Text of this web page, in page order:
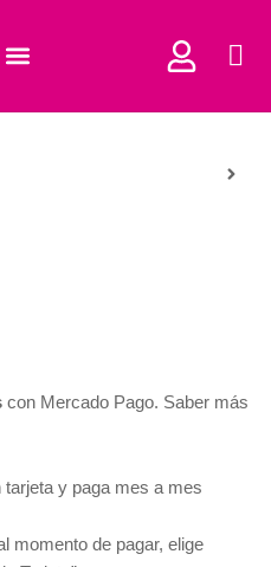
con Mercado Pago. Saber más
y paga mes a mes
momento de pagar, elige